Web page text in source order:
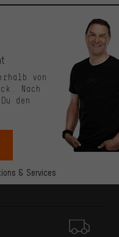
& Services
von
Nach
den